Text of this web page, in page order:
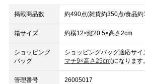
掲載商品数 約490点(雑貨約350点/食品
箱サイズ 約横12×縦20.5×高さ2cm
ショッピング
バッグ
ショッピングバッグ適応サイ
マチ9×高さ25cm)になります。
管理番号 26005017